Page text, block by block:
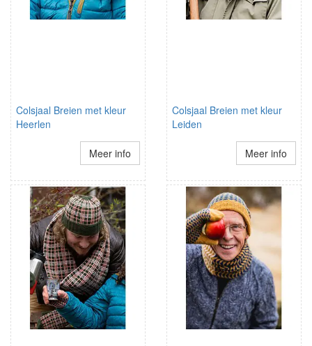
Colsjaal Breien met kleur
Heerlen
Meer info
Colsjaal Breien met kleur
Leiden
Meer info